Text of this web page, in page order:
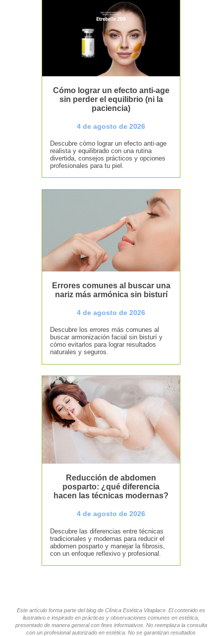
Cómo lograr un efecto anti-age
sin perder el equilibrio (ni la
paciencia)
4 de agosto de 2026
Descubre cómo lograr un efecto anti-age
realista y equilibrado con una rutina
divertida, consejos prácticos y opciones
profesionales para tu piel.
Errores comunes al buscar una
nariz más armónica sin bisturí
4 de agosto de 2026
Descubre los errores más comunes al
buscar armonización facial sin bisturí y
cómo evitarlos para lograr resultados
naturales y seguros.
Reducción de abdomen
posparto: ¿qué diferencia
hacen las técnicas modernas?
4 de agosto de 2026
Descubre las diferencias entre técnicas
tradicionales y modernas para reducir el
abdomen posparto y manejar la fibrosis,
con un enfoque reflexivo y profesional.
Este artículo forma parte del blog de Clínica Estética Vitaplace. El contenido es
ilustrativo e inspirado en prácticas y observaciones comunes en estética,
presentado de manera general con fines informativos. No reemplaza la consulta
con un profesional autorizado en estética. No se garantizan resultados